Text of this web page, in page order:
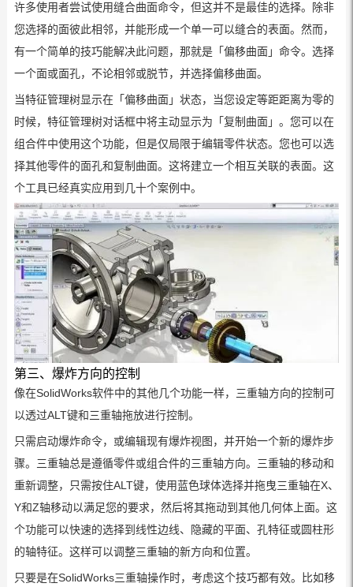
许多使用者尝试使用缝合曲面命令，但这并不是最佳的选择。除非
您选择的面彼此相邻，并能形成一个单一可以缝合的表面。然而，
有一个简单的技巧能解决此问题，那就是「偏移曲面」命令。选择
一个面或面孔，不论相邻或脱节，并选择偏移曲面。
当特征管理树显示在「偏移曲面」状态，当您设定等距距离为零的
时候，特征管理树对话框中将主动显示为「复制曲面」。您可以在
组合件中使用这个功能，但是仅局限于编辑零件状态。您也可以选
择其他零件的面孔和复制曲面。这将建立一个相互关联的表面。这
个工具已经真实应用到几十个案例中。
第三、爆炸方向的控制
像在SolidWorks软件中的其他几个功能一样，三重轴方向的控制可
以透过ALT键和三重轴拖放进行控制。
只需启动爆炸命令，或编辑现有爆炸视图，并开始一个新的爆炸步
骤。三重轴总是遵循零件或组合件的三重轴方向。三重轴的移动和
重新调整，只需按住ALT键，使用蓝色球体选择并拖曳三重轴在X、
Y和Z轴移动以满足您的要求，然后将其拖动到其他几何体上面。这
个功能可以快速的选择到线性边线、隐藏的平面、孔特征或圆柱形
的轴特征。这样可以调整三重轴的新方向和位置。
只要是在SolidWorks三重轴操作时，考虑这个技巧都有效。比如移